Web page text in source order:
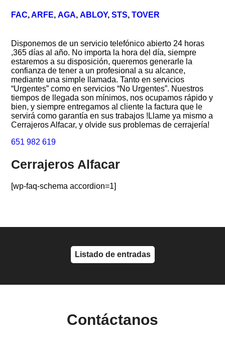
FAC,ARFE,AGA,ABLOY,STS,TOVER
Disponemos de un servicio telefónico abierto 24 horas
,365 días al año. No importa la hora del día, siempre
estaremos a su disposición, queremos generarle la
confianza de tener a un profesional a su alcance,
mediante una simple llamada. Tanto en servicios
“Urgentes” como en servicios “No Urgentes”. Nuestros
tiempos de llegada son mínimos, nos ocupamos rápido y
bien, y siempre entregamos al cliente la factura que le
servirá como garantía en sus trabajos !Llame ya mismo a
Cerrajeros Alfacar, y olvide sus problemas de cerrajería!
651 982 619
Cerrajeros Alfacar
[wp-faq-schema accordion=1]
Listado de entradas
Contáctanos